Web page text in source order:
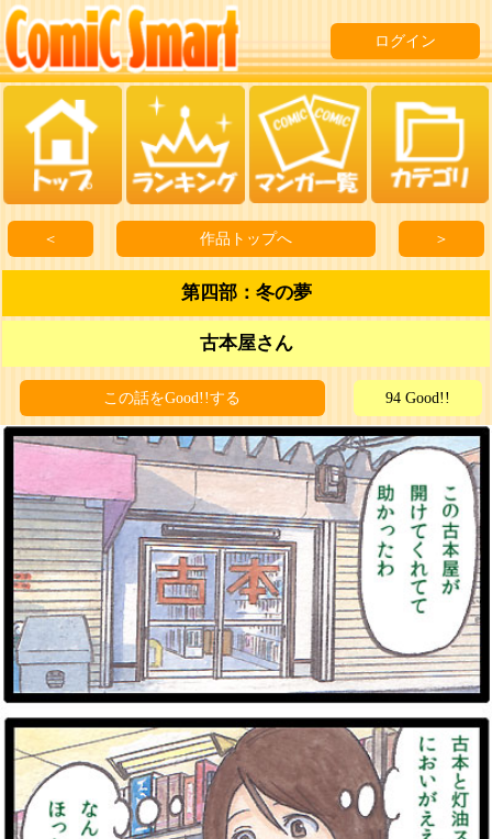
ログイン
＜ 作品トップへ ＞
第四部：冬の夢
古本屋さん
この話をGood!!する 94 Good!!